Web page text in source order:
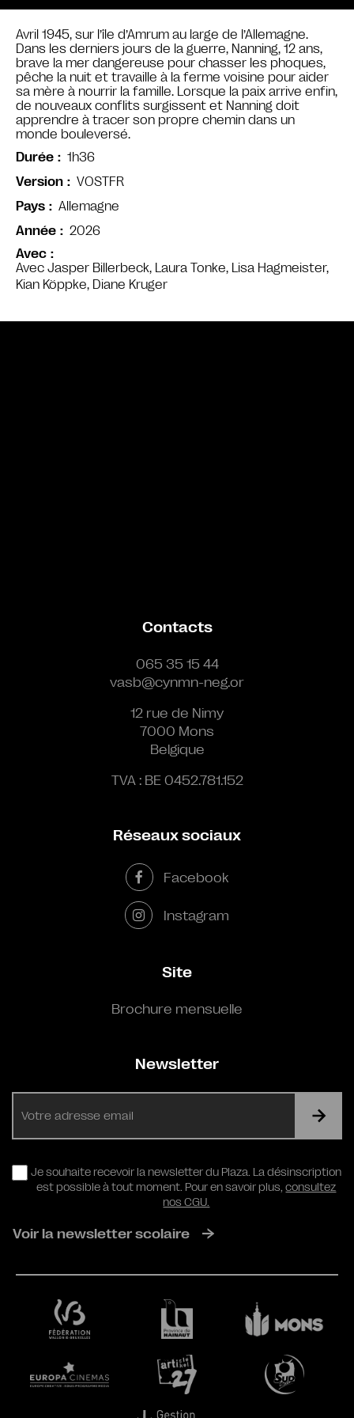
Avec
Avec Jasper Billerbeck, Laura Tonke, Lisa Hagmeister,
Kian Köppke, Diane Kruger
Avril 1945, sur l’île d’Amrum au large de l’Allemagne.
Dans les derniers jours de la guerre, Nanning, 12 ans,
brave la mer dangereuse pour chasser les phoques,
pêche la nuit et travaille à la ferme voisine pour aider
sa mère à nourrir la famille. Lorsque la paix arrive enfin,
de nouveaux conflits surgissent et Nanning doit
apprendre à tracer son propre chemin dans un
monde bouleversé.
Durée
1h36
Version
VOSTFR
Pays
Allemagne
Année
2026
Contacts
065 35 15 44
vasb@cynmn-neg.or
12 rue de Nimy
7000 Mons
Belgique
TVA : BE 0452.781.152
Réseaux sociaux
Facebook
Instagram
Site
Brochure mensuelle
Newsletter
RGPD
Je souhaite recevoir la newsletter du Plaza. La désinscription
est possible à tout moment. Pour en savoir plus,consultez
nos CGU.
Voir la newsletter scolaire